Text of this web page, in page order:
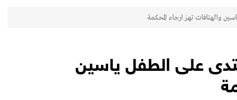
والهتافات تهز ارجاء المحكمة
على الطفل ياسين